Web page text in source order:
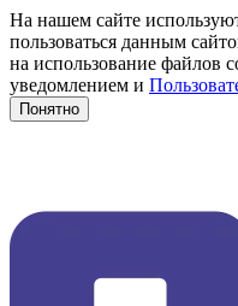
На нашем сайте
пользоваться данным
на использование файлов
уведомлением и
Понятно